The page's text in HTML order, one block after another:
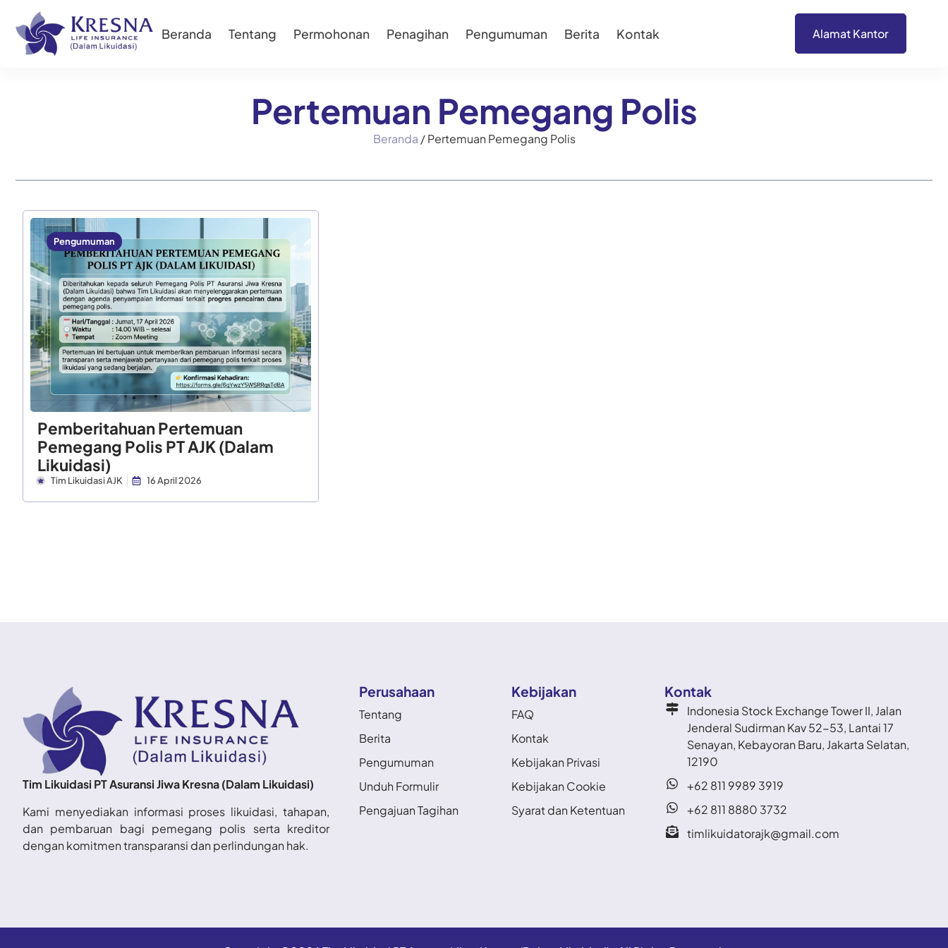
Beranda Tentang Permohonan Penagihan Pengumuman Berita Kontak Alamat Kantor
Pertemuan Pemegang Polis
Beranda /Pertemuan Pemegang Polis
Pengumuman
Pemberitahuan Pertemuan
Pemegang Polis PT AJK (Dalam
Likuidasi)
Tim Likuidasi AJK 16 April 2026
Tim Likuidasi PT Asuransi Jiwa Kresna (Dalam Likuidasi)
Kami menyediakan informasi proses likuidasi, tahapan,
dan pembaruan bagi pemegang polis serta kreditor
dengan komitmen transparansi dan perlindungan hak.
Perusahaan
Tentang
Berita
Pengumuman
Unduh Formulir
Pengajuan Tagihan
Kebijakan
FAQ
Kontak
Kebijakan Privasi
Kebijakan Cookie
Syarat dan Ketentuan
Kontak
Indonesia Stock Exchange Tower II, Jalan
Jenderal Sudirman Kav 52-53, Lantai 17
Senayan, Kebayoran Baru, Jakarta Selatan,
12190
+62 811 9989 3919
+62 811 8880 3732
timlikuidatorajk@gmail.com